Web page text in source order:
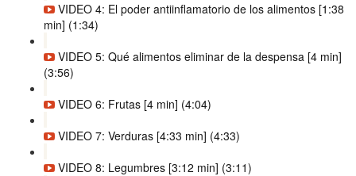
VIDEO 4: El poder antiinflamatorio de los alimentos [1:38
min] (1:34)
VIDEO 5: Qué alimentos eliminar de la despensa [4 min]
(3:56)
VIDEO 6: Frutas [4 min] (4:04)
VIDEO 7: Verduras [4:33 min] (4:33)
VIDEO 8: Legumbres [3:12 min] (3:11)